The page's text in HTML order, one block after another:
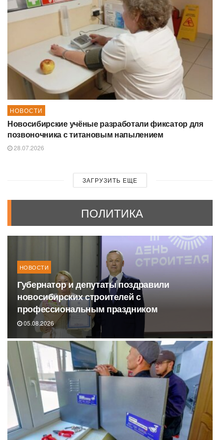
НОВОСТИ
Новосибирские учёные разработали фиксатор для
позвоночника с титановым напылением
28.07.2026
ЗАГРУЗИТЬ ЕЩЕ
ПОЛИТИКА
НОВОСТИ
Губернатор и депутаты поздравили
новосибирских строителей с
профессиональным праздником
05.08.2026